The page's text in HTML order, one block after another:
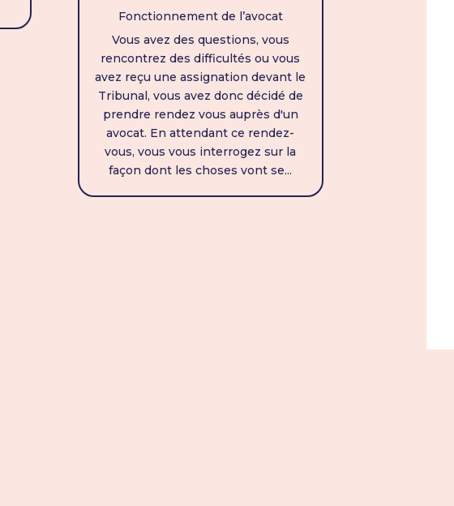
Fonctionnement de l’avocat
Vous avez des questions, vous
rencontrez des difficultés ou vous
avez reçu une assignation devant le
Tribunal, vous avez donc décidé de
prendre rendez vous auprès d'un
avocat. En attendant ce rendez-
vous, vous vous interrogez sur la
façon dont les choses vont se...